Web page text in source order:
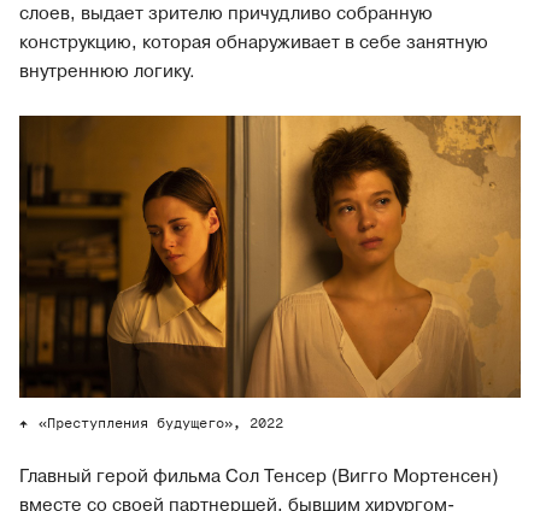
слоев, выдает зрителю причудливо собранную
конструкцию, которая обнаруживает в себе занятную
внутреннюю логику.
«Преступления будущего», 2022
Главный герой фильма Сол Тенсер (Вигго Мортенсен)
вместе со своей партнершей, бывшим хирургом-